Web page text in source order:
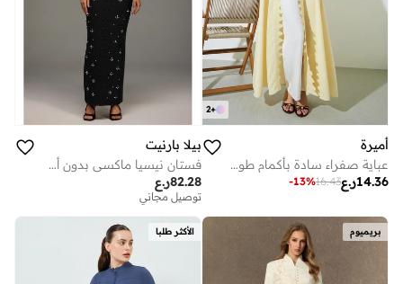
+
2
أميرة
عباية صفراء سادة بأكمام طويلة وحواف من الدانتيل
ر.ع14.36
16.43
-13%
بيلا بارنيت
فستان نيسيا ماكسي بدون أكمام مع رباط لؤلؤي
ر.ع82.28
توصيل مجاني
بريميوم الأكثر طلبا